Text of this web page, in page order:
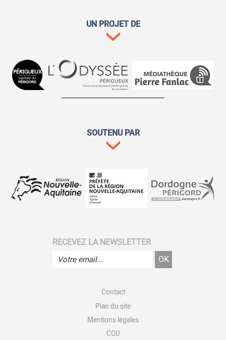
UN PROJET DE
SOUTENU PAR
RECEVEZ LA NEWSLETTER
Contact
Plan du site
Mentions légales
CGU